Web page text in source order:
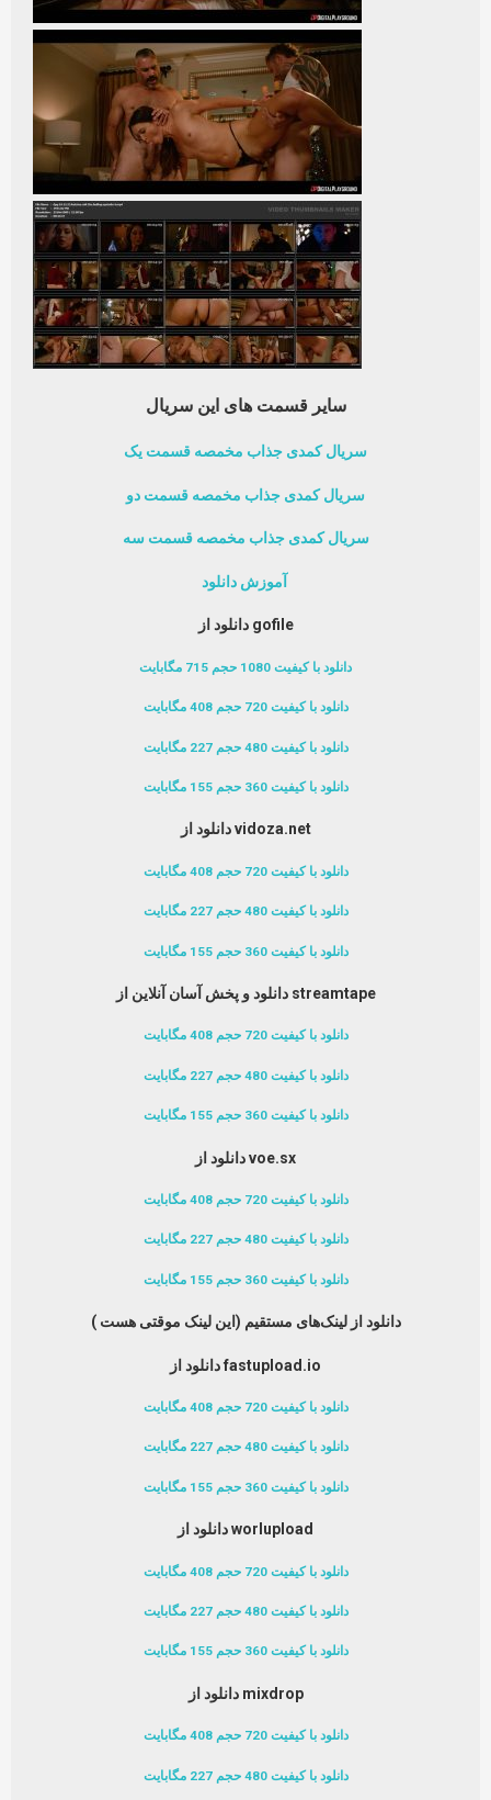
سایر قسمت های این سریال
سریال کمدی جذاب مخمصه قسمت یک
سریال کمدی جذاب مخمصه قسمت دو
سریال کمدی جذاب مخمصه قسمت سه
دانلود از gofile
دانلود با کیفیت 1080 حجم 715 مگابایت
دانلود با کیفیت 720 حجم 408 مگابایت
دانلود با کیفیت 480 حجم 227 مگابایت
دانلود با کیفیت 360 حجم 155 مگابایت
دانلود از vidoza.net
دانلود با کیفیت 720 حجم 408 مگابایت
دانلود با کیفیت 480 حجم 227 مگابایت
دانلود با کیفیت 360 حجم 155 مگابایت
دانلود و پخش آسان آنلاین از streamtape
دانلود با کیفیت 720 حجم 408 مگابایت
دانلود با کیفیت 480 حجم 227 مگابایت
دانلود با کیفیت 360 حجم 155 مگابایت
دانلود از voe.sx
دانلود با کیفیت 720 حجم 408 مگابایت
دانلود با کیفیت 480 حجم 227 مگابایت
دانلود با کیفیت 360 حجم 155 مگابایت
دانلود از لینک‌های مستقیم (این لینک موقتی هست )
دانلود از fastupload.io
دانلود با کیفیت 720 حجم 408 مگابایت
دانلود با کیفیت 480 حجم 227 مگابایت
دانلود با کیفیت 360 حجم 155 مگابایت
دانلود از worlupload
دانلود با کیفیت 720 حجم 408 مگابایت
دانلود با کیفیت 480 حجم 227 مگابایت
دانلود با کیفیت 360 حجم 155 مگابایت
دانلود از mixdrop
دانلود با کیفیت 720 حجم 408 مگابایت
دانلود با کیفیت 480 حجم 227 مگابایت